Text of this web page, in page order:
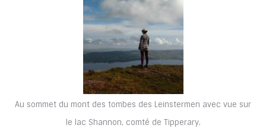
Au sommet du mont des tombes des Leinstermen avec vue sur
le lac Shannon, comté de Tipperary.